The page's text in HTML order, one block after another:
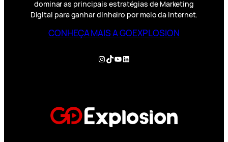
dominar as principais estratégias de Marketing
Digital para ganhar dinheiro por meio da internet.
CONHEÇA MAIS A GOEXPLOSION
Instagram
TikTok
YouTube
LinkedIn